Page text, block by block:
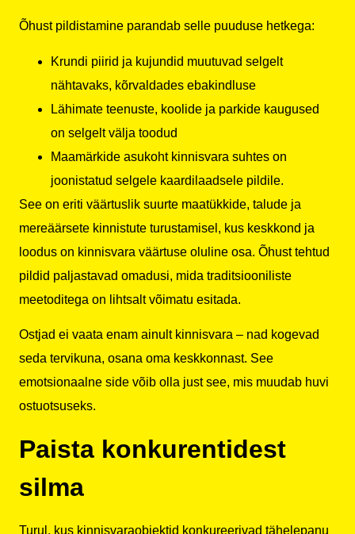
Õhust pildistamine parandab selle puuduse hetkega:
Krundi piirid ja kujundid muutuvad selgelt
nähtavaks, kõrvaldades ebakindluse
Lähimate teenuste, koolide ja parkide kaugused
on selgelt välja toodud
Maamärkide asukoht kinnisvara suhtes on
joonistatud selgele kaardilaadsele pildile.
See on eriti väärtuslik suurte maatükkide, talude ja
mereäärsete kinnistute turustamisel, kus keskkond ja
loodus on kinnisvara väärtuse oluline osa. Õhust tehtud
pildid paljastavad omadusi, mida traditsiooniliste
meetoditega on lihtsalt võimatu esitada.
Ostjad ei vaata enam ainult kinnisvara – nad kogevad
seda tervikuna, osana oma keskkonnast. See
emotsionaalne side võib olla just see, mis muudab huvi
ostuotsuseks.
Paista konkurentidest
silma
Turul, kus kinnisvaraobjektid konkureerivad tähelepanu